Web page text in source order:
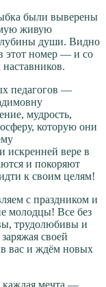
были выверены
живую
глубины души. Видно
этот номер — и со
педагогов —
мудрость,
которую они
искренней вере в
и покоряют
к своим целям!
с праздником и
молодцы! Все без
трудолюбивы и
своей
в вас и ждём новых
каждая мечта —